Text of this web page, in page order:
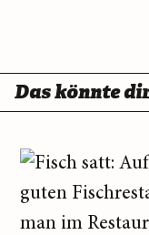
Das könnte